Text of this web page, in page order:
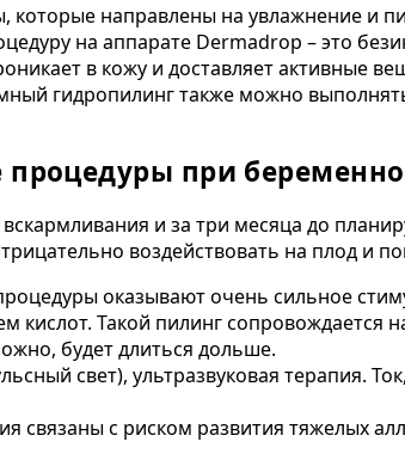
направлены на увлажнение и
на аппарате Dermadrop – это
в кожу и доставляет активные
гидропилинг также можно
при
и за три месяца до
воздействовать на плод и
оказывают очень сильное
кислот. Такой пилинг
будет длиться дольше.
свет), ультразвуковая терапия.
связаны с риском развития тяжелых